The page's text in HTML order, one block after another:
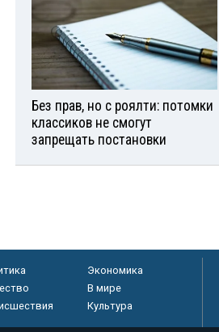
Без прав, но с роялти: потомки
классиков не смогут
запрещать постановки
Экономика
В мире
Культура